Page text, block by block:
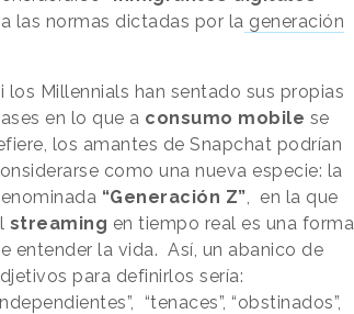
las normas dictadas por la generación
los Millennials han sentado sus propias
en lo que a consumo mobile se
los amantes de Snapchat podrían
como una nueva especie: la
“Generación Z” , en la que
streaming en tiempo real es una forma
entender la vida. Así, un abanico de
para definirlos sería:
“tenaces”, “obstinados”,